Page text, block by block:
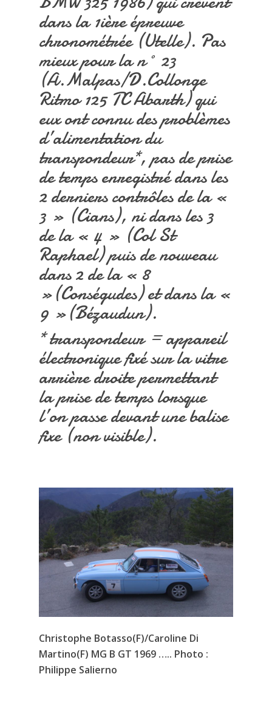
dans la 1ière épreuve
chronométrée (Utelle). Pas
mieux pour la n° 23
(A.Malpas/D.Collonge
Ritmo 125 TC Abarth) qui
eux ont connu des problèmes
d’alimentation du
transpondeur*, pas de prise
de temps enregistré dans les
2 derniers contrôles de la «
3 » (Cians), ni dans les 3
de la « 4 » (Col St
Raphael) puis de nouveau
dans 2 de la « 8
»(Conségudes) et dans la «
9 »(Bézaudun).
* transpondeur = appareil
électronique fixé sur la vitre
arrière droite permettant
la prise de temps lorsque
l’on passe devant une balise
fixe (non visible).
Christophe Botasso(F)/Caroline Di
Martino(F) MG B GT 1969 ….. Photo :
Philippe Salierno